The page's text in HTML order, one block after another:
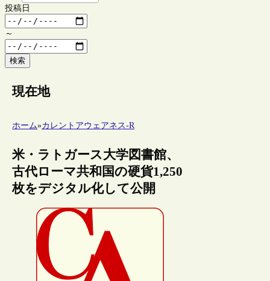
投稿日
～
検索
現在地
ホーム»カレントアウェアネス-R
米・ラトガース大学図書館、
古代ローマ共和国の硬貨1,250
枚をデジタル化して公開